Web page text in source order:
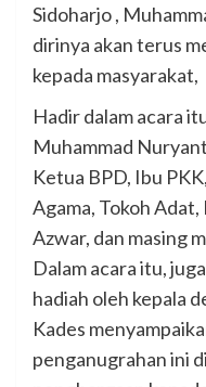
Sidoharjo ,
dirinya akan terus
kepada masyarakat,
Hadir dalam acara
Muhammad
Ketua BPD, Ibu
Agama, Tokoh Adat,
Azwar, dan masing
Dalam acara itu,
hadiah oleh kepala
Kades
penganugrahan ini